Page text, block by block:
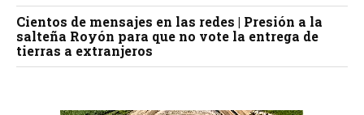
Cientos de mensajes en las redes | Presión a la
salteña Royón para que no vote la entrega de
tierras a extranjeros